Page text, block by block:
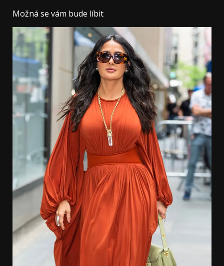
Možná se vám bude líbit